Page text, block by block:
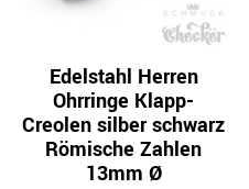
Edelstahl Herren
Ohrringe Klapp-
Creolen silber schwarz
Römische Zahlen
13mm Ø